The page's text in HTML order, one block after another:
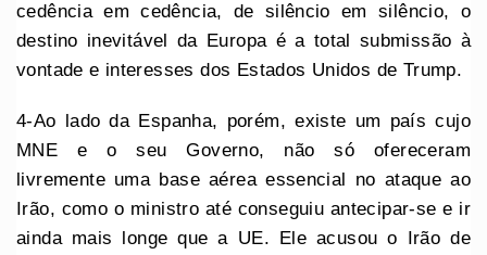
cedência em cedência, de silêncio em silêncio, o
destino inevitável da Europa é a total submissão à
vontade e interesses dos Estados Unidos de Trump.
4-Ao lado da Espanha, porém, existe um país cujo
MNE e o seu Governo, não só ofereceram
livremente uma base aérea essencial no ataque ao
Irão, como o ministro até conseguiu antecipar-se e ir
ainda mais longe que a UE. Ele acusou o Irão de